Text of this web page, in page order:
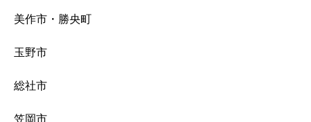
美作市・勝央町
玉野市
総社市
笠岡市